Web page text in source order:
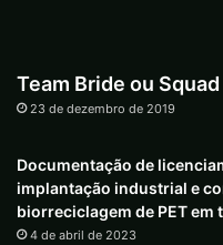
Team Bride ou
23 de dezembro de 2019
Documentação de
implantação industrial e
biorreciclagem de PET em
4 de abril de 2023